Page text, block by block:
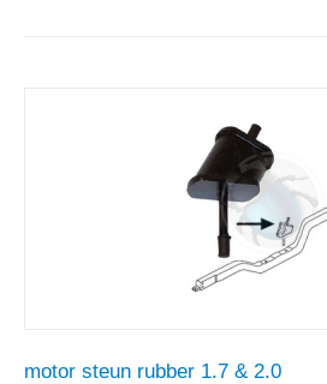
motor steun rubber 1.7 & 2.0